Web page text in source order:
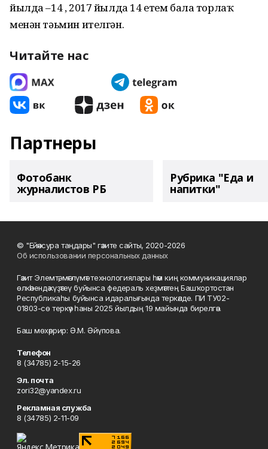
йылда –14 , 2017 йылда 14 етем бала торлаҡ
менән тәьмин ителгән.
Читайте нас
Партнеры
Фотобанк
журналистов РБ
Рубрика "Еда и
напитки"
© "Ейәнсура таңдары" гәзите сайты, 2020-2026
Об использовании персональных данных
Гәзит Элемтә, мәғлүмәт технологиялары һәм киң коммуникациялар
өлкәһендә күҙәтеү буйынса федераль хеҙмәттең Башҡортостан
Республикаһы буйынса идаралығында теркәлде. ПИ ТУ02-
01803-сө теркәү һаны 2025 йылдың 19 майында бирелгән.
Баш мөхәррир: Ә.М. Әйүпова.
Телефон
8 (34785) 2-15-26
Эл. почта
zori32@yandex.ru
Рекламная служба
8 (34785) 2-11-09